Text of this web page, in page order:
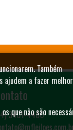
3401-4400
Também
ajudem a fazer
que não são